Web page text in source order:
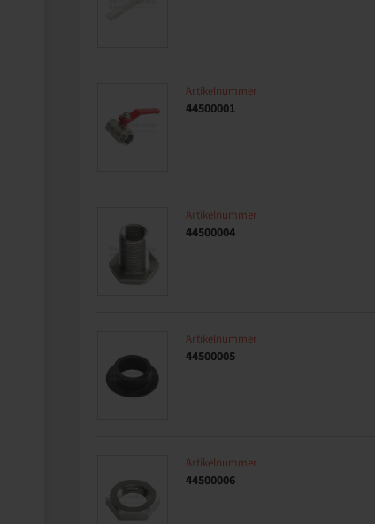
Artikelnummer
44500001
Artikelnummer
44500004
Artikelnummer
44500005
Artikelnummer
44500006